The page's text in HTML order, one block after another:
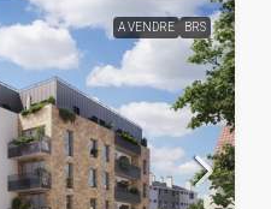
A VENDRE BRS